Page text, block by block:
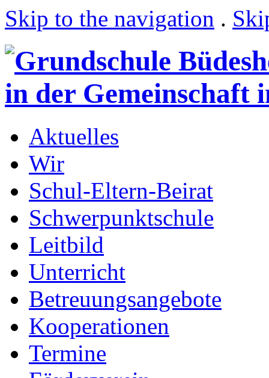
Skip to the navigation .
Aktuelles
Wir
Schul-Eltern-Beirat
Schwerpunktschule
Leitbild
Unterricht
Betreuungsangebote
Kooperationen
Termine